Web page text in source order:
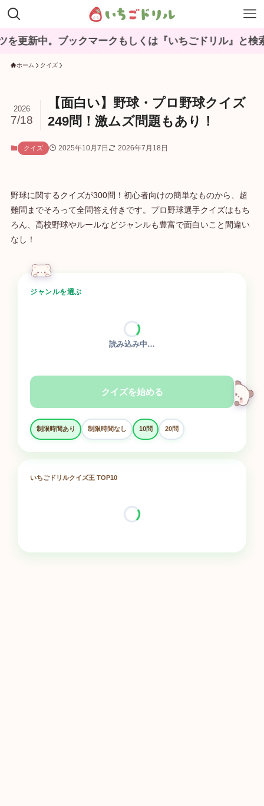
。ブックマークもしくは『いちごドリル』と検索してね♪
ホーム クイズ
【面白い】野球・プロ野球クイズ
249問！激ムズ問題もあり！
2026
7/18
クイズ 2025年10月7日 2026年7月18日
野球に関するクイズが300問！初心者向けの簡単なものから、超
難問までそろって全問答え付きです。プロ野球選手クイズはもち
ろん、高校野球やルールなどジャンルも豊富で面白いこと間違い
なし！
ジャンルを選ぶ
読み込み中…
クイズを始める
制限時間あり 制限時間なし 10問 20問
いちごドリルクイズ王 TOP10